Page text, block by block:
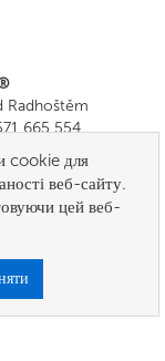
Radhoštěm
665 554
cookie для
веб-сайту.
цей веб-